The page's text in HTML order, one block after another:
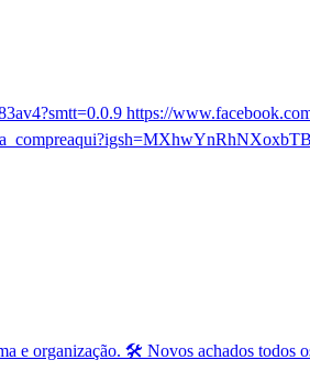
https://
e organização. 🛠️ Novos achados todos